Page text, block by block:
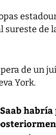
sureste de
de un
York.